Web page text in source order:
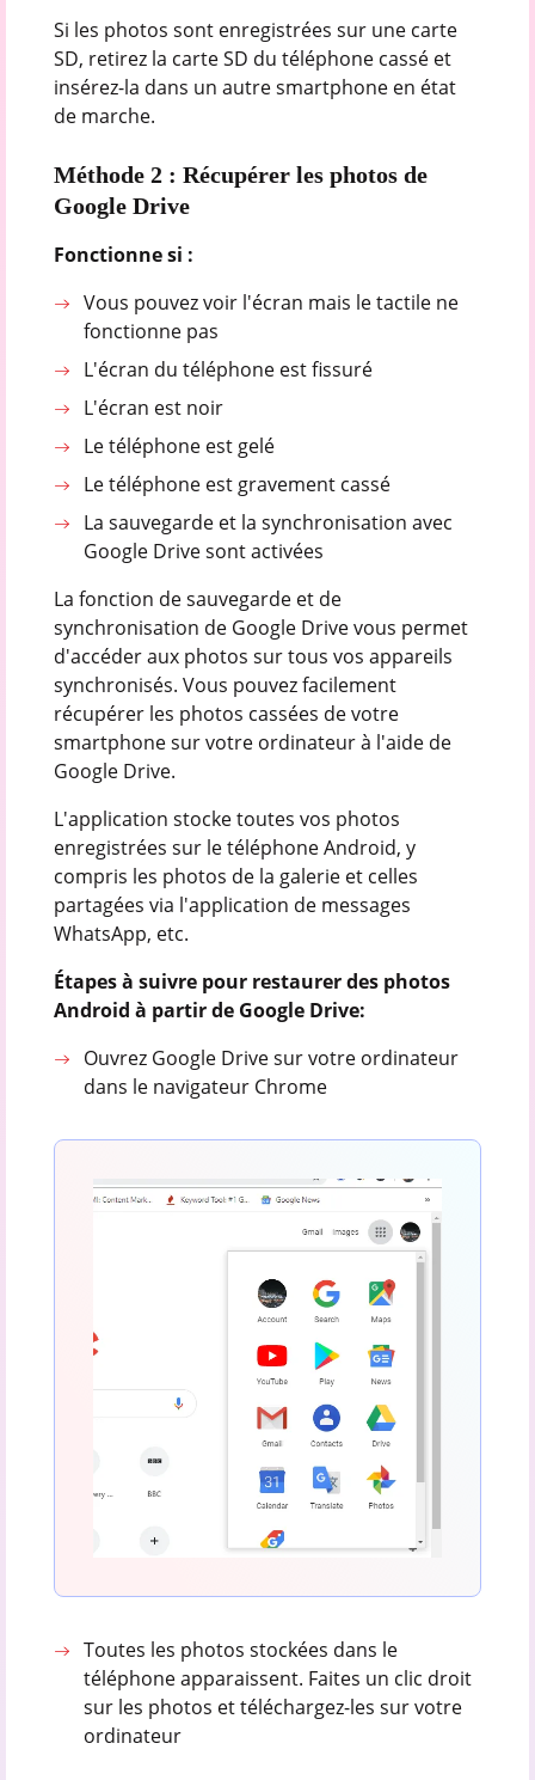
Si les photos sont enregistrées sur une carte
SD, retirez la carte SD du téléphone cassé et
insérez-la dans un autre smartphone en état
de marche.
Méthode 2 : Récupérer les photos de
Google Drive
Fonctionne si :
Vous pouvez voir l'écran mais le tactile ne
fonctionne pas
L'écran du téléphone est fissuré
L'écran est noir
Le téléphone est gelé
Le téléphone est gravement cassé
La sauvegarde et la synchronisation avec
Google Drive sont activées
La fonction de sauvegarde et de
synchronisation de Google Drive vous permet
d'accéder aux photos sur tous vos appareils
synchronisés. Vous pouvez facilement
récupérer les photos cassées de votre
smartphone sur votre ordinateur à l'aide de
Google Drive.
L'application stocke toutes vos photos
enregistrées sur le téléphone Android, y
compris les photos de la galerie et celles
partagées via l'application de messages
WhatsApp, etc.
Étapes à suivre pour restaurer des photos
Android à partir de Google Drive:
Ouvrez Google Drive sur votre ordinateur
dans le navigateur Chrome
Toutes les photos stockées dans le
téléphone apparaissent. Faites un clic droit
sur les photos et téléchargez-les sur votre
ordinateur